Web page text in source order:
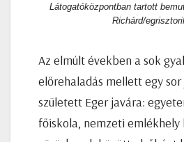
Látogatóközpontban tartott
Richárd/
Az elmúlt években a sok
előrehaladás mellett egy
született Eger javára:
főiskola, nemzeti emlékhely